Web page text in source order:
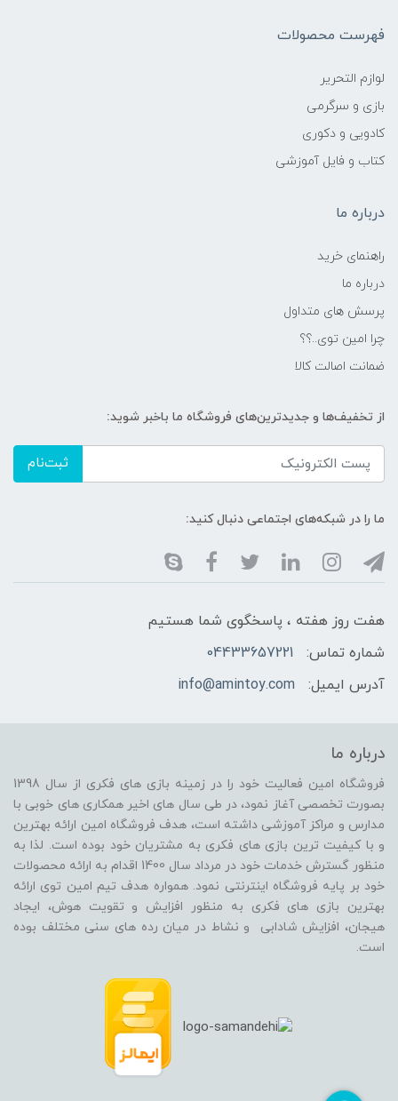
فهرست محصولات
لوازم التحریر
بازی و سرگرمی
کادویی و دکوری
کتاب و فایل آموزشی
درباره ما
راهنمای خرید
درباره ما
پرسش های متداول
چرا امین توی..؟؟
ضمانت اصالت کالا
از تخفیف‌ها و جدیدترین‌های فروشگاه ما باخبر شوید:
ثبت‌نام
ما را در شبکه‌های اجتماعی دنبال کنید:
هفت روز هفته ، پاسخگوی شما هستیم
شماره تماس:
04433657221
آدرس ایمیل:
info@amintoy.com
درباره ما
فروشگاه امین فعالیت خود را در زمینه بازی های فکری از سال 1398
بصورت تخصصی آغاز نمود، در طی سال های اخیر همکاری های خوبی با
مدارس و مراکز آموزشی داشته است، هدف فروشگاه امین ارائه بهترین
و با کیفیت ترین بازی های فکری به مشتریان خود بوده است. لذا به
منظور گسترش خدمات خود در مرداد سال 1400 اقدام به ارائه محصولات
خود بر پایه فروشگاه اینترنتی نمود. همواره هدف تیم امین توی ارائه
بهترین بازی های فکری به منظور افزایش و تقویت هوش، ایجاد
هیجان، افزایش شادابی و نشاط در میان رده های سنی مختلف بوده
است.